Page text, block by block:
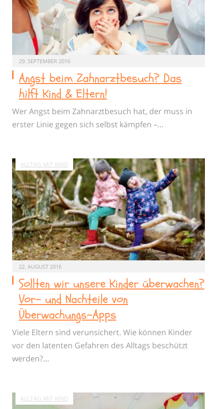
29. SEPTEMBER 2016
Angst beim Zahnarztbesuch? Das
hilft Kind & Eltern!
Wer Angst beim Zahnarztbesuch hat, der muss in
erster Linie gegen sich selbst kämpfen –…
ALLTAG MIT KIND
22. AUGUST 2016
Sollten wir unsere Kinder überwachen?
Vor- und Nachteile von
Überwachungs-Apps
Viele Eltern sind verunsichert. Wie können Kinder
vor den latenten Gefahren des Alltags beschützt
werden?…
ALLTAG MIT KIND